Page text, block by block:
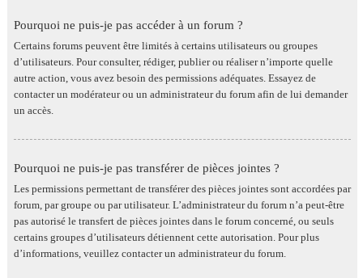
Pourquoi ne puis-je pas accéder à un forum ?
Certains forums peuvent être limités à certains utilisateurs ou groupes
d’utilisateurs. Pour consulter, rédiger, publier ou réaliser n’importe quelle
autre action, vous avez besoin des permissions adéquates. Essayez de
contacter un modérateur ou un administrateur du forum afin de lui demander
un accès.
Pourquoi ne puis-je pas transférer de pièces jointes ?
Les permissions permettant de transférer des pièces jointes sont accordées par
forum, par groupe ou par utilisateur. L’administrateur du forum n’a peut-être
pas autorisé le transfert de pièces jointes dans le forum concerné, ou seuls
certains groupes d’utilisateurs détiennent cette autorisation. Pour plus
d’informations, veuillez contacter un administrateur du forum.